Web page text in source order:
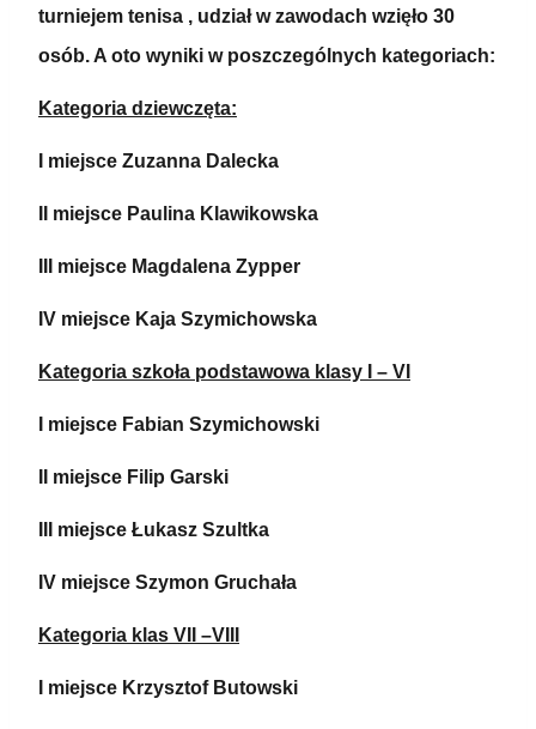
turniejem tenisa , udział w zawodach wzięło 30
osób. A oto wyniki w poszczególnych kategoriach:
Kategoria dziewczęta:
I miejsce Zuzanna Dalecka
II miejsce Paulina Klawikowska
III miejsce Magdalena Zypper
IV miejsce Kaja Szymichowska
Kategoria szkoła podstawowa klasy I – VI
I miejsce Fabian Szymichowski
II miejsce Filip Garski
III miejsce Łukasz Szultka
IV miejsce Szymon Gruchała
Kategoria klas VII –VIII
I miejsce Krzysztof Butowski